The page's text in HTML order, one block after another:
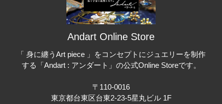
Andart Online Store
「 身に纏うArt piece 」をコンセプトにジュエリーを制作
する「Andart : アンダート」の公式Online Storeです。
〒110-0016
東京都台東区台東2-23-5星丸ビル 1F